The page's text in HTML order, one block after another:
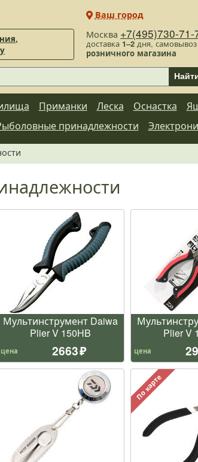
Москва +7(495)730-71-
доставка 1–2дня, самовывоз
розничного магазина
Ваш город
Приманки Леска Оснастка
принадлежности
Мультинструмент Daiwa
Plier V 150HB
цена 2663
Plier V
цена
По карте